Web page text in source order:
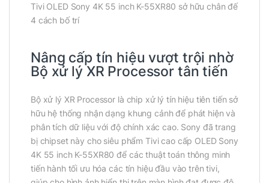
Tivi OLED Sony 4K 55 inch K-55XR80 sở hữu chân đế
4 cách bố trí
Nâng cấp tín hiệu vượt trội nhờ
Bộ xử lý XR Processor tân tiến
Bộ xử lý XR Processor là chip xử lý tín hiệu tiên tiến sở
hữu hệ thống nhận dạng khung cảnh để phát hiện và
phân tích dữ liệu với độ chính xác cao. Sony đã trang
bị chipset này cho siêu phẩm Tivi cao cấp OLED Sony
4K 55 inch K-55XR80 để các thuật toán thông minh
tiến hành tối ưu hóa các tín hiệu đầu vào trên tivi,